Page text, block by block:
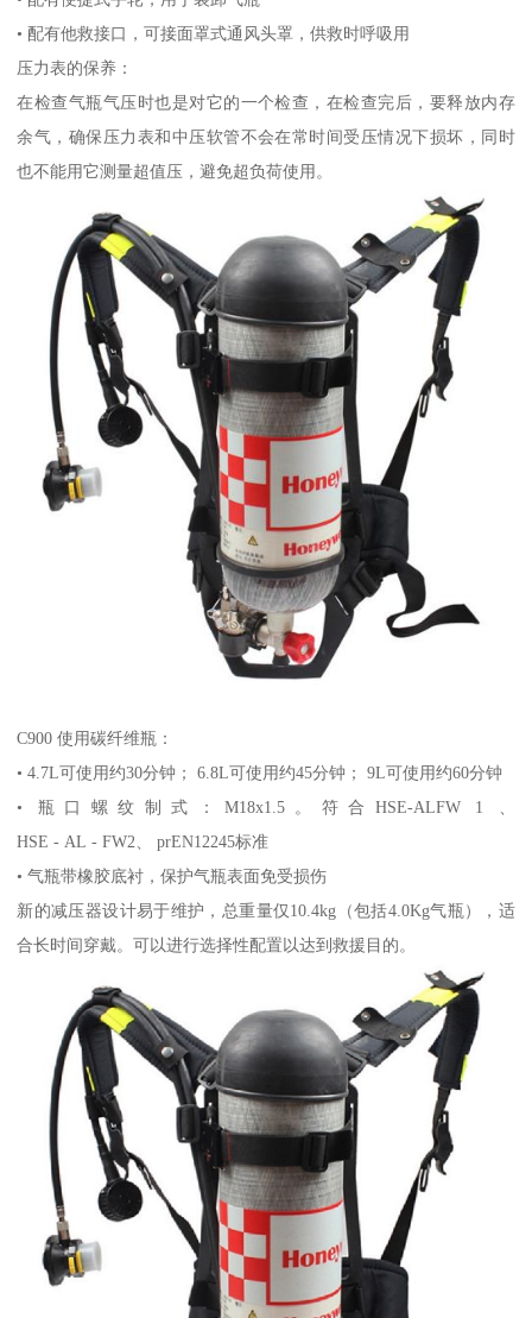
• 配有他救接口，可接面罩式通风头罩，供救时呼吸用
压力表的保养：
在检查气瓶气压时也是对它的一个检查，在检查完后，要释放内存
余气，确保压力表和中压软管不会在常时间受压情况下损坏，同时
也不能用它测量超值压，避免超负荷使用。
C900 使用碳纤维瓶：
• 4.7L可使用约30分钟； 6.8L可使用约45分钟； 9L可使用约60分钟
• 瓶口螺纹制式：M18x1.5。符合HSE-ALFW 1 、
HSE - AL - FW2、 prEN12245标准
• 气瓶带橡胶底衬，保护气瓶表面免受损伤
新的减压器设计易于维护，总重量仅10.4kg（包括4.0Kg气瓶），适
合长时间穿戴。可以进行选择性配置以达到救援目的。